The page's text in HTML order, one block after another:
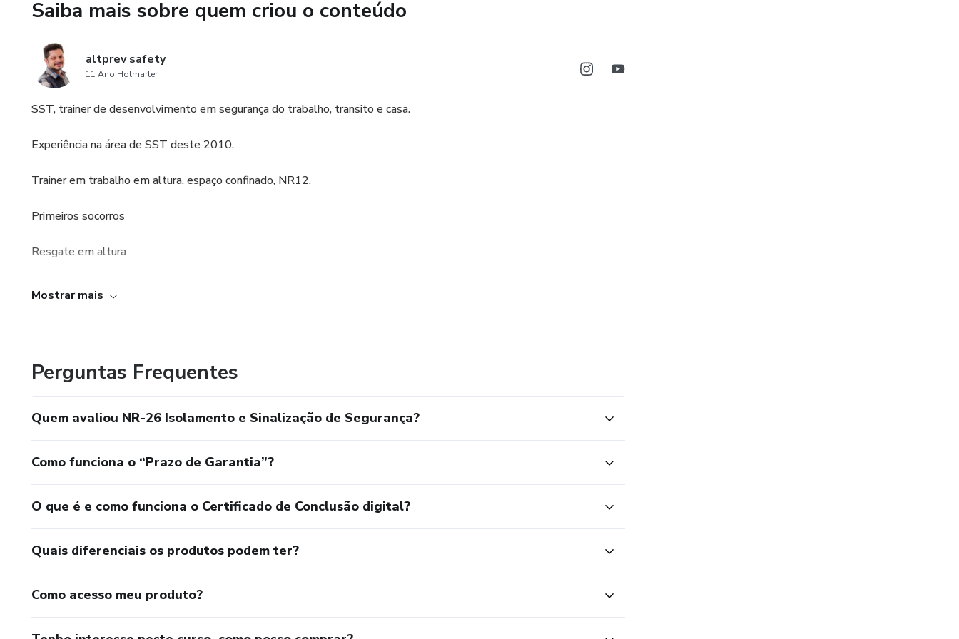
Saiba mais sobre quem criou o conteúdo
altprev safety
11 Ano Hotmarter
SST, trainer de desenvolvimento em segurança do trabalho, transito e casa.
Experiência na área de SST deste 2010.
Trainer em trabalho em altura, espaço confinado, NR12,
Primeiros socorros
Resgate em altura
Analise de acidente,
Saúde e Segurança;
Saúde e Segurança;
Saúde e Segurança;
Saúde e Segurança;
Saúde e Segurança;
Mostrar mais
Perguntas Frequentes
Quem avaliou NR-26 Isolamento e Sinalização de Segurança?
Como funciona o “Prazo de Garantia”?
O que é e como funciona o Certificado de Conclusão digital?
Quais diferenciais os produtos podem ter?
Como acesso meu produto?